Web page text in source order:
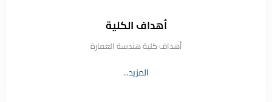
أهداف الكلية
أهداف كلية هندسة العمارة
المزيد...